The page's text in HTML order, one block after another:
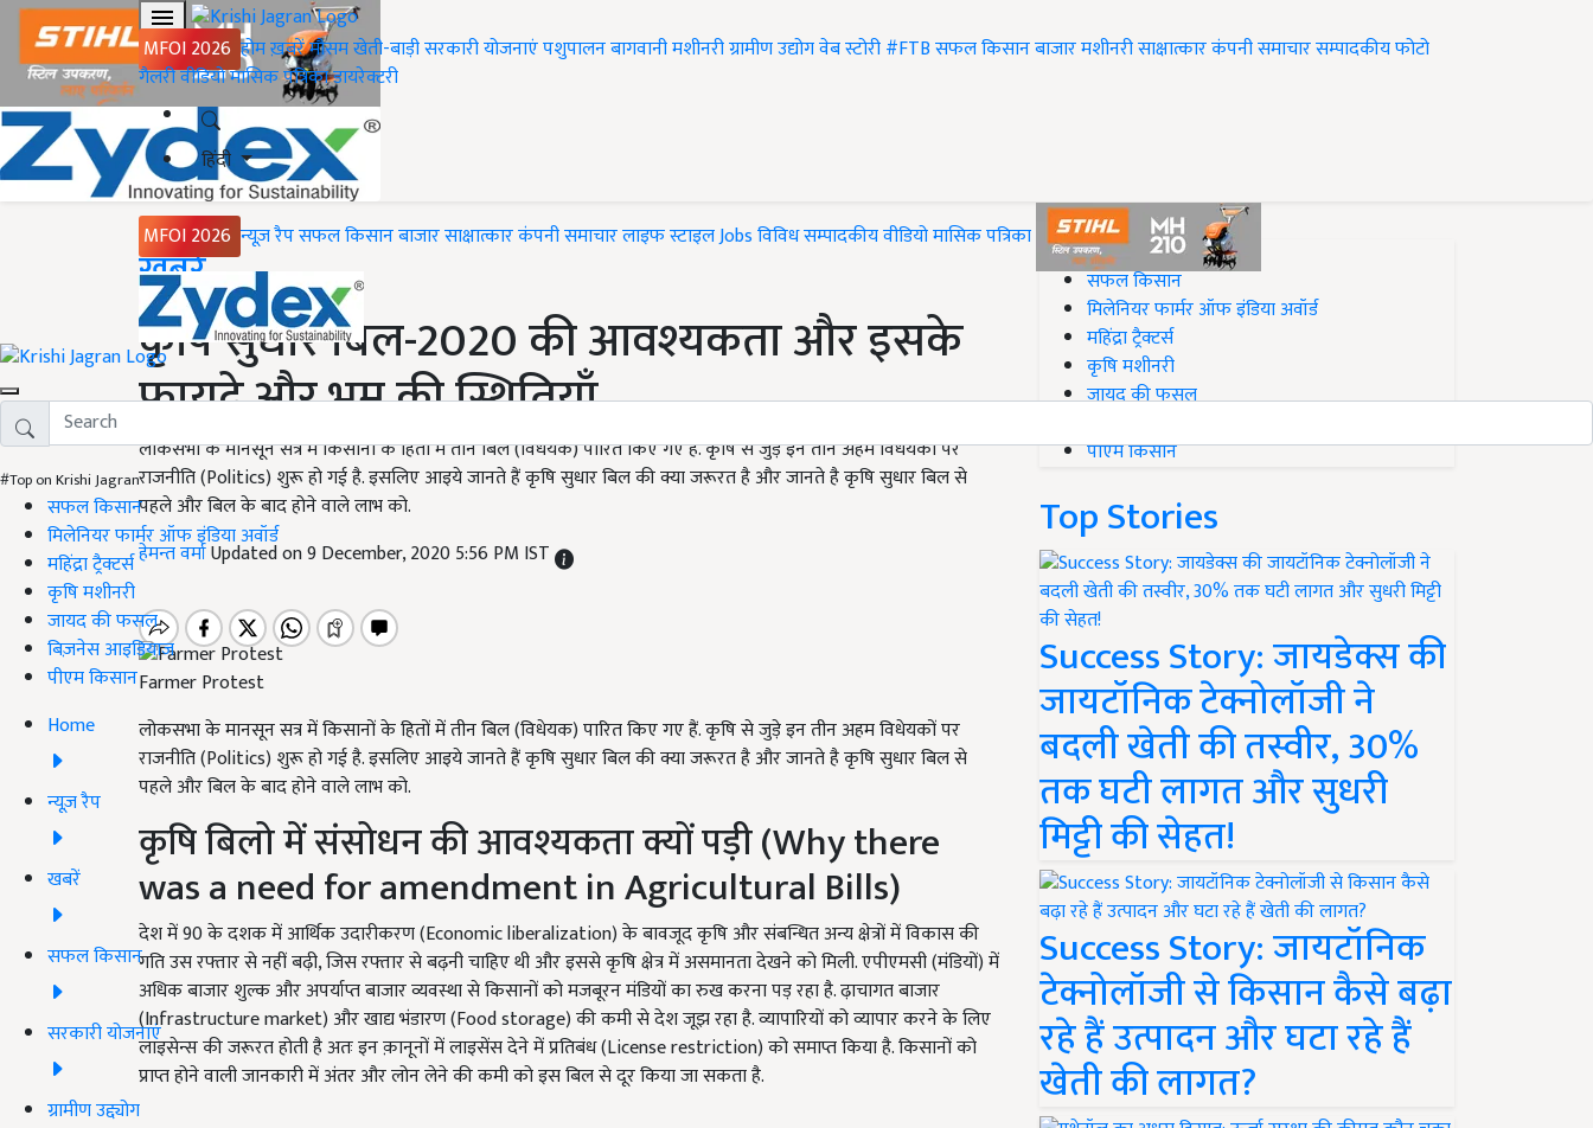
MFOI 2026 होमख़बरेंमौसमखेती-बाड़ीसरकारी योजनाएंपशुपालनबागवानीमशीनरीग्रामीण उद्योगवेब स्टोरी#FTBसफल किसानबाजारमशीनरीसाक्षात्कारकंपनी समाचारसम्पादकीयफोटो
गैलरीवीडियोमासिक पत्रिकाडायरेक्टरी
हिंदी
MFOI 2026 न्यूज़ रैपसफल किसानबाजारसाक्षात्कारकंपनी समाचारलाइफ स्टाइलJobsविविधसम्पादकीयवीडियोमासिक पत्रिका
#Top on Krishi Jagran
सफल किसान
मिलेनियर फार्मर ऑफ इंडिया अवॉर्ड
महिंद्रा ट्रैक्टर्स
कृषि मशीनरी
जायद की फसल
बिज़नेस आइडियाज
पीएम किसान
Home
न्यूज़ रैप
खबरें
सफल किसान
सरकारी योजनाएं
ग्रामीण उद्द्योग
Home
ख़बरें
कृषि सुधार बिल-2020 की आवश्यकता और इसके
फायदे और भ्रम की स्थितियाँ
लोकसभा के मानसून सत्र में किसानों के हितों में तीन बिल (विधेयक) पारित किए गए हैं. कृषि से जुड़े इन तीन अहम विधेयकों पर
राजनीति (Politics) शुरू हो गई है. इसलिए आइये जानते हैं कृषि सुधार बिल की क्या जरूरत है और जानते है कृषि सुधार बिल से
पहले और बिल के बाद होने वाले लाभ को.
हेमन्त वर्माUpdated on 9 December, 2020 5:56 PM IST
Farmer Protest
लोकसभा के मानसून सत्र में किसानों के हितों में तीन बिल (विधेयक) पारित किए गए हैं. कृषि से जुड़े इन तीन अहम विधेयकों पर
राजनीति (Politics) शुरू हो गई है. इसलिए आइये जानते हैं कृषि सुधार बिल की क्या जरूरत है और जानते है कृषि सुधार बिल से
पहले और बिल के बाद होने वाले लाभ को.
कृषि बिलो में संसोधन की आवश्यकता क्यों पड़ी (Why there
was a need for amendment in Agricultural Bills)
देश में 90 के दशक में आर्थिक उदारीकरण (Economic liberalization) के बावजूद कृषि और संबन्धित अन्य क्षेत्रों में विकास की
गति उस रफ्तार से नहीं बढ़ी, जिस रफ्तार से बढ़नी चाहिए थी और इससे कृषि क्षेत्र में असमानता देखने को मिली. एपीएमसी (मंडियों) में
अधिक बाजार शुल्क और अपर्याप्त बाजार व्यवस्था से किसानों को मजबूरन मंडियों का रुख करना पड़ रहा है. ढ़ाचागत बाजार
(Infrastructure market) और खाद्य भंडारण (Food storage) की कमी से देश जूझ रहा है. व्यापारियों को व्यापार करने के लिए
लाइसेन्स की जरूरत होती है अतः इन क़ानूनों में लाइसेंस देने में प्रतिबंध (License restriction) को समाप्त किया है. किसानों को
प्राप्त होने वाली जानकारी में अंतर और लोन लेने की कमी को इस बिल से दूर किया जा सकता है.
#Top on Krishi Jagran
सफल किसान
मिलेनियर फार्मर ऑफ इंडिया अवॉर्ड
महिंद्रा ट्रैक्टर्स
कृषि मशीनरी
जायद की फसल
पीएम किसान
Top Stories
Success Story: जायडेक्स की
जायटॉनिक टेक्नोलॉजी ने
बदली खेती की तस्वीर, 30%
तक घटी लागत और सुधरी
मिट्टी की सेहत!
Success Story: जायटॉनिक
टेक्नोलॉजी से किसान कैसे बढ़ा
रहे हैं उत्पादन और घटा रहे हैं
खेती की लागत?